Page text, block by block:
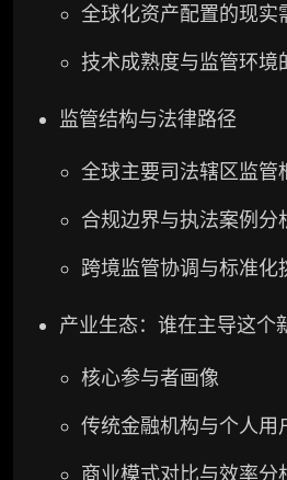
全球化资产配置的现实
技术成熟度与监管环境
监管结构与法律路径
全球主要司法辖区监管
合规边界与执法案例分
跨境监管协调与标准化
产业生态：谁在主导这个
核心参与者画像
传统金融机构与个人用
商业模式对比与效率分